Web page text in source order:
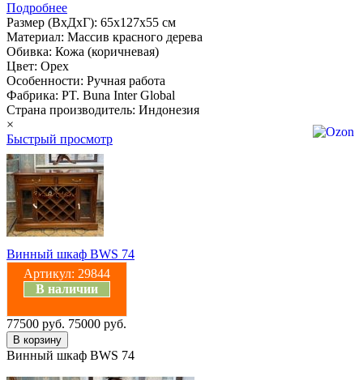
Подробнее
Размер (ВхДхГ): 65х127х55 см
Материал: Массив красного дерева
Обивка: Кожа (коричневая)
Цвет: Орех
Особенности: Ручная работа
Фабрика: PT. Buna Inter Global
Страна производитель: Индонезия
×
Быстрый просмотр
Винный шкаф BWS 74
Артикул: 29844
В наличии
77500 руб. 75000 руб.
Винный шкаф BWS 74